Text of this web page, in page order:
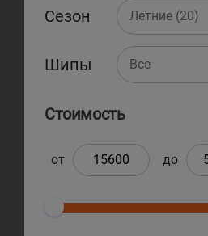
Сезон Летние (20)
Шипы Все
Стоимость
от до